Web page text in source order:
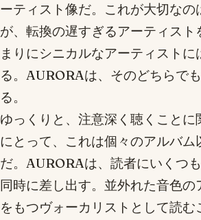
ーティスト像だ。これが大切なの
が、転換の遅すぎるアーティスト
まりにシニカルなアーティストに
る。AURORAは、そのどちらで
る。
ゆっくりと、注意深く聴くことに
にとって、これは個々のアルバム
だ。AURORAは、読者にいくつ
同時に差し出す。並外れた音色の
をもつヴォーカリストとして読む